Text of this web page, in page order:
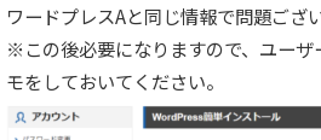
ワードプレスAと同じ情報で問題ござ
※この後必要になりますので、ユーザ
モをしておいてください。